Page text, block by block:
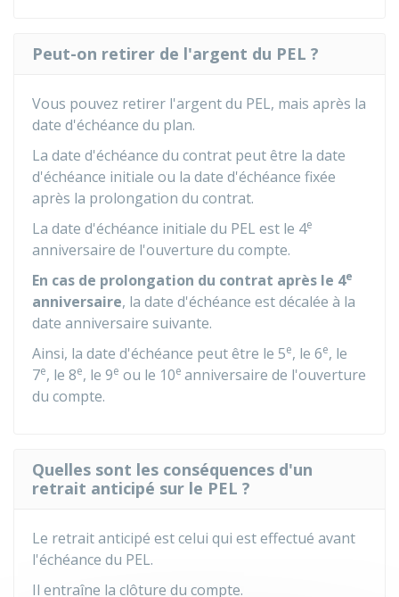
Peut-on retirer de l'argent du PEL ?
Vous pouvez retirer l'argent du PEL, mais après la
date d'échéance du plan.
La date d'échéance du contrat peut être la date
d'échéance initiale ou la date d'échéance fixée
après la prolongation du contrat.
La date d'échéance initiale du PEL est le 4e
anniversaire de l'ouverture du compte.
En cas de prolongation du contrat après le 4e
anniversaire, la date d'échéance est décalée à la
date anniversaire suivante.
Ainsi, la date d'échéance peut être le 5e, le 6e, le
7e, le 8e, le 9e ou le 10e anniversaire de l'ouverture
du compte.
Quelles sont les conséquences d'un
retrait anticipé sur le PEL ?
Le retrait anticipé est celui qui est effectué avant
l'échéance du PEL.
Il entraîne la clôture du compte.